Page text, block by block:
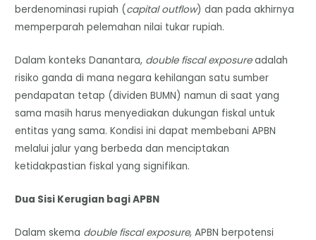
berdenominasi rupiah (capital outflow) dan pada akhirnya
memperparah pelemahan nilai tukar rupiah.
Dalam konteks Danantara, double fiscal exposureadalah
risiko ganda di mana negara kehilangan satu sumber
pendapatan tetap (dividen BUMN) namun di saat yang
sama masih harus menyediakan dukungan fiskal untuk
entitas yang sama. Kondisi ini dapat membebani APBN
melalui jalur yang berbeda dan menciptakan
ketidakpastian fiskal yang signifikan.
Dua Sisi Kerugian bagi APBN
Dalam skema double fiscal exposure, APBN berpotensi